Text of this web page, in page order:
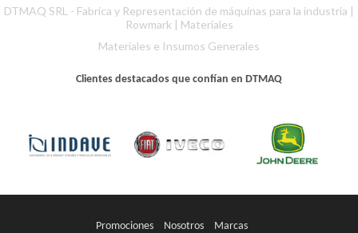
DTMAQ SRL - Fabrica y Representación de máquinas para la industria |
Rowmark | Materiales
Materiales e Insumos Generales
Clientes destacados que confían en DTMAQ
Promociones Nosotros Marcas